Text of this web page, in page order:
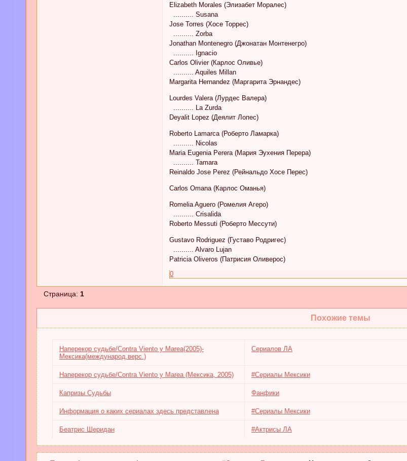
Elizabeth Morales (Элизабет Моралес)
.......... Susana
Jose Torres (Хосе Торрес)
.......... Zorba
Jonathan Montenegro (Джонатан Монтенегро)
.......... Ignacio
Carlos Olivier (Карлос Оливье)
.......... Aquiles Millan
Margarita Hernandez (Маргарита Эрнандес)
Lourdes Valera (Лурдес Валера)
.......... La Zurda
Deyalit Lopez (Деялит Лопес)
Roberto Lamarca (Роберто Ламарка)
.......... Nicolas
Maria Eugenia Perera (Мария Эухения Перера)
.......... Tamara
Reinaldo Jose Perez (Рейнальдо Хосе Перес)
Carlos Omana (Карлос Оманья)
Romelia Aguero (Ромелия Агеро)
.......... Crisalida
Roberto Messuti (Роберто Мессути)
Gustavo Rodriguez (Густаво Родригес)
.......... Alvaro Lujan
Patricia Oliveros (Патрисия Оливерос)
0
Страница: 1
Похожие темы
Наперекор судьбе/Contra Viento y Marea(2005)-
Мексика(международ.верс.)
Сериалов ЛА
Наперекор судьбе/Contra Viento y Marea (Мексика, 2005) #Сериалы Мексики
Капризы Судьбы Фанфики
Информация о каких сериалах здесь представлена #Сериалы Мексики
Беатрис Шеридан #Актрисы ЛА